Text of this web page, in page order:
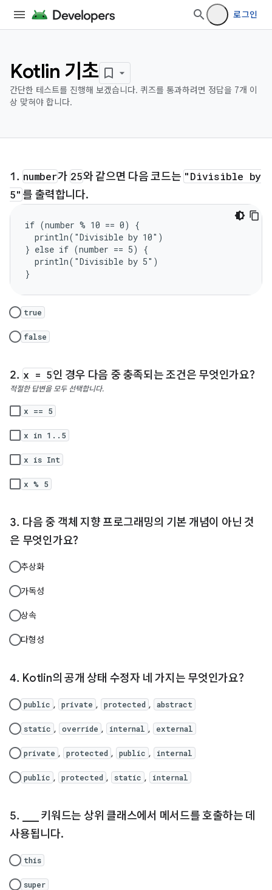
로그인
Kotlin 기초
간단한 테스트를 진행해 보겠습니다. 퀴즈를 통과하려면 정답을 7개 이
상 맞혀야 합니다.
number가 25와 같으면 다음 코드는 "Divisible by
5" 를 출력합니다.
if (number % 10 == 0) {
  println("Divisible by 10")
} else if (number == 5) {
  println("Divisible by 5")
}
true
false
x = 5인 경우 다음 중 충족되는 조건은 무엇인가요?
적절한 답변을 모두 선택합니다.
x == 5
x in 1..5
x is Int
x % 5
다음 중 객체 지향 프로그래밍의 기본 개념이 아닌 것
은 무엇인가요?
추상화
가독성
상속
다형성
Kotlin의 공개 상태 수정자 네 가지는 무엇인가요?
public , private , protected , abstract
static , override , internal , external
private , protected , public , internal
public , protected , static , internal
___ 키워드는 상위 클래스에서 메서드를 호출하는 데
사용됩니다.
this
super